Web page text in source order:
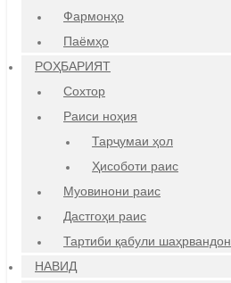
Фармонҳо
Паёмҳо
РОҲБАРИЯТ
Сохтор
Раиси ноҳия
Тарҷумаи ҳол
Ҳисоботи раис
Муовинони раис
Дастгоҳи раис
Тартиби қабули шаҳрвандон
НАВИД